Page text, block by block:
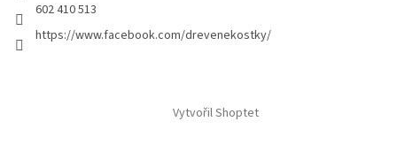
602 410 513
https://www.facebook.com/drevenekostky/
Vytvořil Shoptet